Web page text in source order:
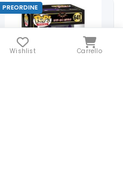
PREORDINE
Wishlist Carrello